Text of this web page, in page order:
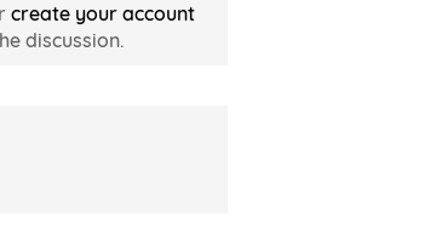
create your account
discussion.